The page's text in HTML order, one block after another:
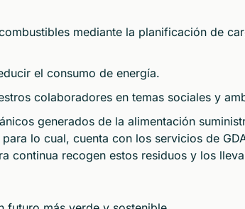
mediante la planificación de
el consumo de energía.
colaboradores en temas sociales y
generados de la alimentación
lo cual, cuenta con los servicios de
continua recogen estos residuos y los